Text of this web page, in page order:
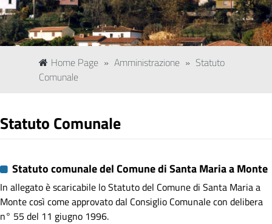
Home Page » Amministrazione » Statuto
Comunale
Statuto Comunale
Statuto comunale del Comune di Santa Maria a Monte
In allegato è scaricabile lo Statuto del Comune di Santa Maria a
Monte così come approvato dal Consiglio Comunale con delibera
n° 55 del 11 giugno 1996.